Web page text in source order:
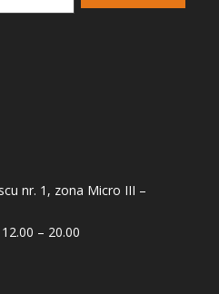
nr. 1, zona Micro III –
– 20.00